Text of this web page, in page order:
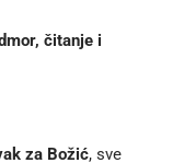
čitanje i
za Božić, sve